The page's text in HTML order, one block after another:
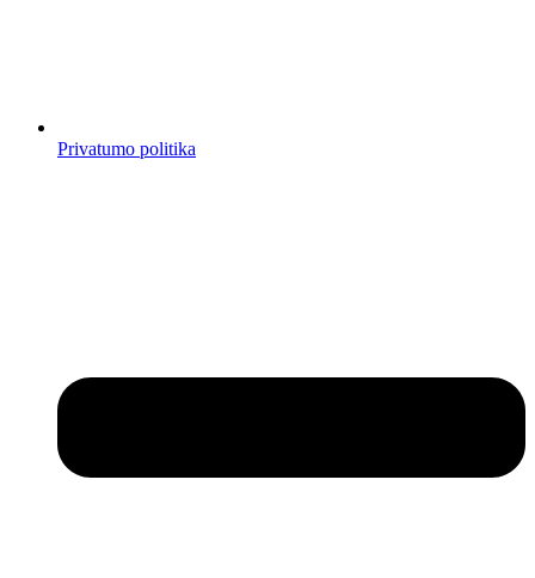
Privatumo politika